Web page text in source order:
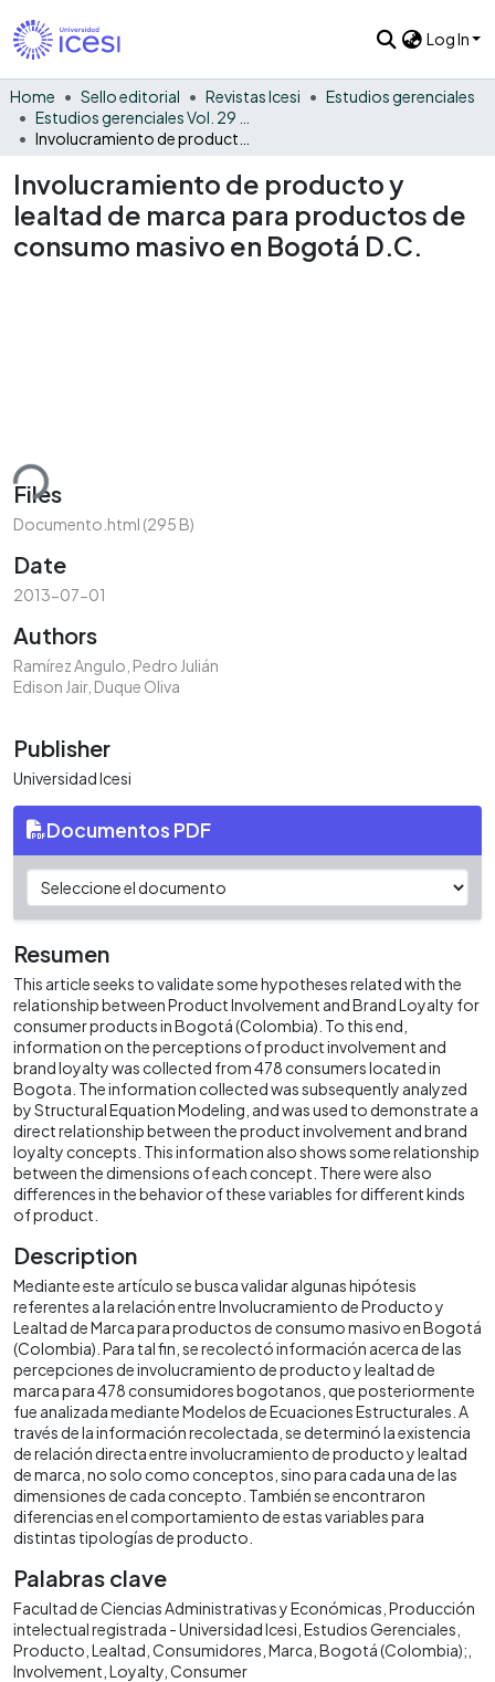
Log In
Home Sello editorial Revistas Icesi
Estudios gerenciales
Involucramiento de producto y
lealtad de marca para productos de
consumo masivo en Bogotá D.C.
Files
Documento.html (295 B)
Date
2013-07-01
Authors
Ramírez Angulo, Pedro Julián
Edison Jair, Duque Oliva
Publisher
Universidad Icesi
Documentos PDF
Resumen
This article seeks to validate some hypotheses related with the
relationship between Product Involvement and Brand Loyalty for
consumer products in Bogotá (Colombia). To this end,
information on the perceptions of product involvement and
brand loyalty was collected from 478 consumers located in
Bogota. The information collected was subsequently analyzed
by Structural Equation Modeling, and was used to demonstrate a
direct relationship between the product involvement and brand
loyalty concepts. This information also shows some relationship
between the dimensions of each concept. There were also
differences in the behavior of these variables for different kinds
of product.
Description
Mediante este artículo se busca validar algunas hipótesis
referentes a la relación entre Involucramiento de Producto y
Lealtad de Marca para productos de consumo masivo en Bogotá
(Colombia). Para tal fin, se recolectó información acerca de las
percepciones de involucramiento de producto y lealtad de
marca para 478 consumidores bogotanos, que posteriormente
fue analizada mediante Modelos de Ecuaciones Estructurales. A
través de la información recolectada, se determinó la existencia
de relación directa entre involucramiento de producto y lealtad
de marca, no solo como conceptos, sino para cada una de las
dimensiones de cada concepto. También se encontraron
diferencias en el comportamiento de estas variables para
distintas tipologías de producto.
Palabras clave
Facultad de Ciencias Administrativas y Económicas Producción
intelectual registrada - Universidad Icesi Estudios Gerenciales
Producto Lealtad Consumidores Marca Bogotá (Colombia);
Involvement Loyalty Consumer